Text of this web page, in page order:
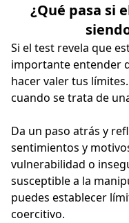
¿Qué pasa si
Si el test revela que
importante entender
hacer valer tus
cuando se trata de
Da un paso atrás y
sentimientos y
vulnerabilidad o
susceptible a la
puedes establecer
coercitivo.